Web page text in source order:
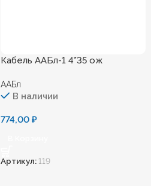
Кабель ААБл-1 4*35 ож
ААБл
В наличии
774,00 ₽
Артикул: 119